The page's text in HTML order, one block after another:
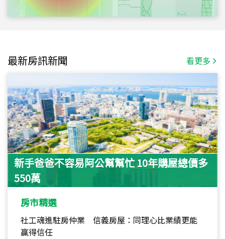
最新房訊新聞 看更多
新手爸爸不容易阿公幫幫忙 10年購屋總價多
550萬
房市精選
社工魂進駐房仲業 信義房屋：同理心比業績更能
贏得信任